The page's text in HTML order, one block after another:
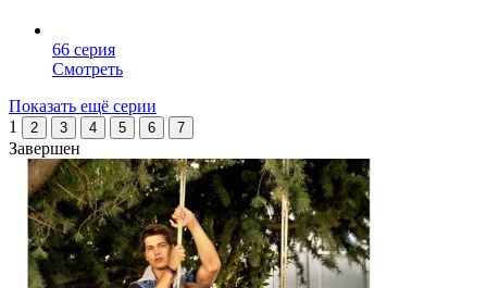
66 серия
Смотреть
Показать ещё серии
1
2 3 4 5 6 7
Завершен